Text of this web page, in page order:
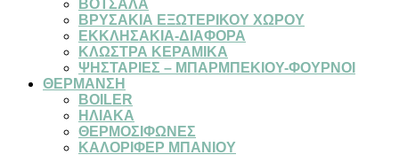
ΒΟΤΣΑΛΑ
ΒΡΥΣΑΚΙΑ ΕΞΩΤΕΡΙΚΟΥ ΧΩΡΟΥ
ΕΚΚΛΗΣΑΚΙΑ-ΔΙΑΦΟΡΑ
ΚΛΩΣΤΡΑ ΚΕΡΑΜΙΚΑ
ΨΗΣΤΑΡΙΕΣ – ΜΠΑΡΜΠΕΚΙΟΥ-ΦΟΥΡΝΟΙ
ΘΕΡΜΑΝΣΗ
BOILER
ΗΛΙΑΚΑ
ΘΕΡΜΟΣΙΦΩΝΕΣ
ΚΑΛΟΡΙΦΕΡ ΜΠΑΝΙΟΥ